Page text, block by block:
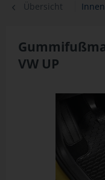
Übersicht
VW UP